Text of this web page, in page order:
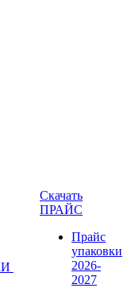
Скачать
ПРАЙС
Прайс
упаковки
2026-
2027